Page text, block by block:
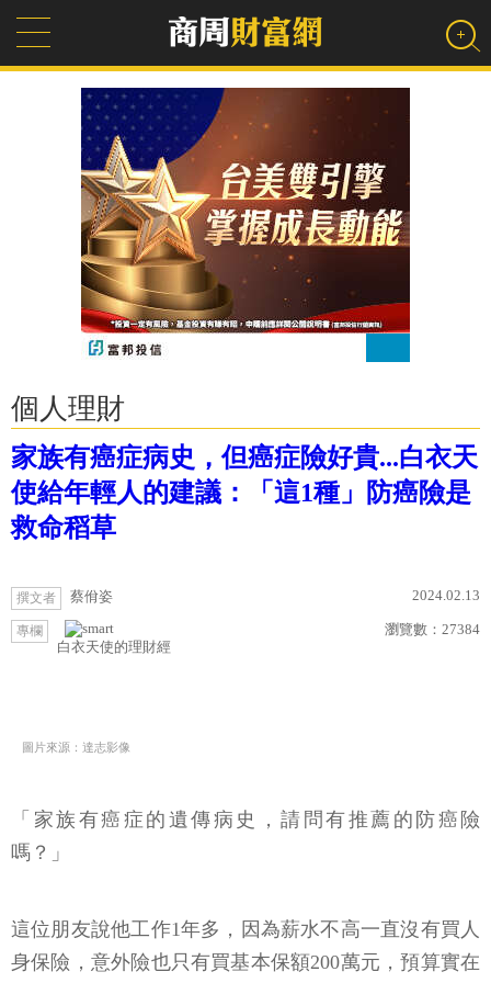
個人理財
家族有癌症病史，但癌症險好貴...白衣天
使給年輕人的建議：「這1種」防癌險是
救命稻草
撰文者 蔡佾姿 2024.02.13
專欄
白衣天使的理財經
瀏覽數： 27384
圖片來源：達志影像
「家族有癌症的遺傳病史，請問有推薦的防癌險
嗎？」
這位朋友說他工作1年多，因為薪水不高一直沒有買人
身保險，意外險也只有買基本保額200萬元，預算實在